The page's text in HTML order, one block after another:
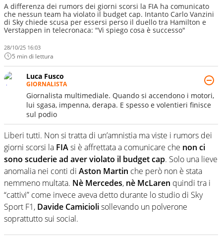
A differenza dei rumors dei giorni scorsi la FIA ha comunicato
che nessun team ha violato il budget cap. Intanto Carlo Vanzini
di Sky chiede scusa per essersi perso il duello tra Hamilton e
Verstappen in telecronaca: "Vi spiego cosa è successo"
28/10/25 16:03
5 min di lettura
Luca Fusco
GIORNALISTA
Giornalista multimediale. Quando si accendono i motori,
lui sgasa, impenna, derapa. E spesso e volentieri finisce
sul podio
Liberi tutti. Non si tratta di un’amnistia ma viste i rumors dei
giorni scorsi la FIAsi è affrettata a comunicare che non ci
sono scuderie ad aver violato il budget cap. Solo una lieve
anomalia nei conti di Aston Martin che però non è stata
nemmeno multata. Nè Mercedes, nè McLaren quindi tra i
“cattivi” come invece aveva detto durante lo studio di Sky
Sport F1, Davide Camiciolisollevando un polverone
soprattutto sui social.